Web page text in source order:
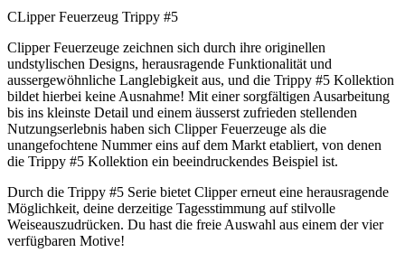
CLipper Feuerzeug Trippy #5
Clipper Feuerzeuge zeichnen sich durch ihre originellen
undstylischen Designs, herausragende Funktionalität und
aussergewöhnliche Langlebigkeit aus, und die Trippy #5 Kollektion
bildet hierbei keine Ausnahme! Mit einer sorgfältigen Ausarbeitung
bis ins kleinste Detail und einem äusserst zufrieden stellenden
Nutzungserlebnis haben sich Clipper Feuerzeuge als die
unangefochtene Nummer eins auf dem Markt etabliert, von denen
die Trippy #5 Kollektion ein beeindruckendes Beispiel ist.
Durch die Trippy #5 Serie bietet Clipper erneut eine herausragende
Möglichkeit, deine derzeitige Tagesstimmung auf stilvolle
Weiseauszudrücken. Du hast die freie Auswahl aus einem der vier
verfügbaren Motive!